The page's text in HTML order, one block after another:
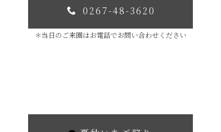
0267-48-3620
＊当日のご来園はお電話でお問い合わせください